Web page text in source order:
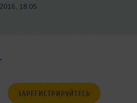
18:05
ЗАРЕГИСТРИРУЙТЕСЬ